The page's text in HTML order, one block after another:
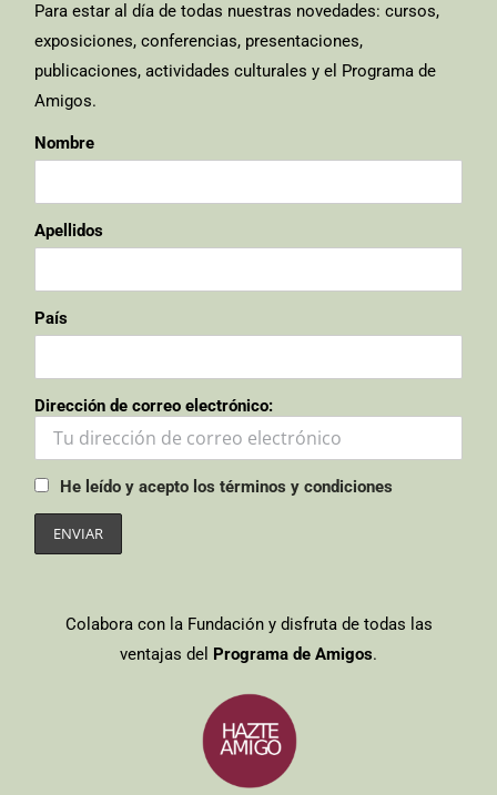
Para estar al día de todas nuestras novedades: cursos,
exposiciones, conferencias, presentaciones,
publicaciones, actividades culturales y el Programa de
Amigos.
Nombre
Apellidos
País
Dirección de correo electrónico:
He leído y acepto los términos y condiciones
Colabora con la Fundación y disfruta de todas las
ventajas del Programa de Amigos.